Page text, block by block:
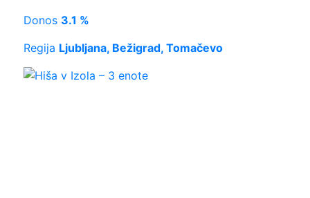
Donos 3.1 %
Regija Ljubljana, Bežigrad, Tomačevo